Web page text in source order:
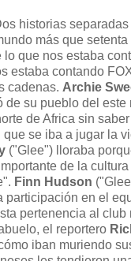
historias
más que
lo que nos estaba
estaba contando
cadenas. Archie
de su pueblo del este
de Africa sin
que se iba a jugar la
("Glee") lloraba
de la
Finn Hudson
participación en el
pertenencia al club
el reportero
iban muriendo